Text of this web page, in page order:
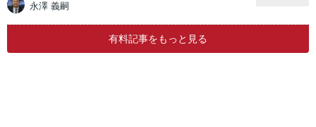
永澤 義嗣
有料記事をもっと見る